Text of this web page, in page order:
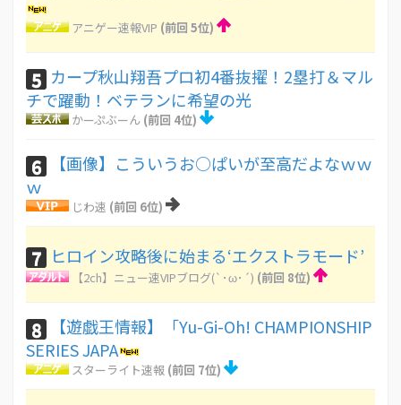
アニゲー速報VIP (前回 5位)
5 カープ秋山翔吾プロ初4番抜擢！2塁打＆マル
チで躍動！ベテランに希望の光
かーぷぶーん (前回 4位)
6
【画像】こういうお○ぱいが至高だよなｗｗ
ｗ
じわ速 (前回 6位)
7 ヒロイン攻略後に始まる‘エクストラモード’
【2ch】ニュー速VIPブログ(`･ω･´) (前回 8位)
8
【遊戯王情報】「Yu-Gi-Oh! CHAMPIONSHIP
SERIES JAPA
スターライト速報 (前回 7位)